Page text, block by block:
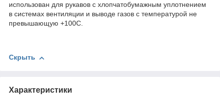
использован для рукавов с хлопчатобумажным уплотнением
в системах вентиляции и выводе газов с температурой не
превышающую +100С.
Скрыть
Характеристики